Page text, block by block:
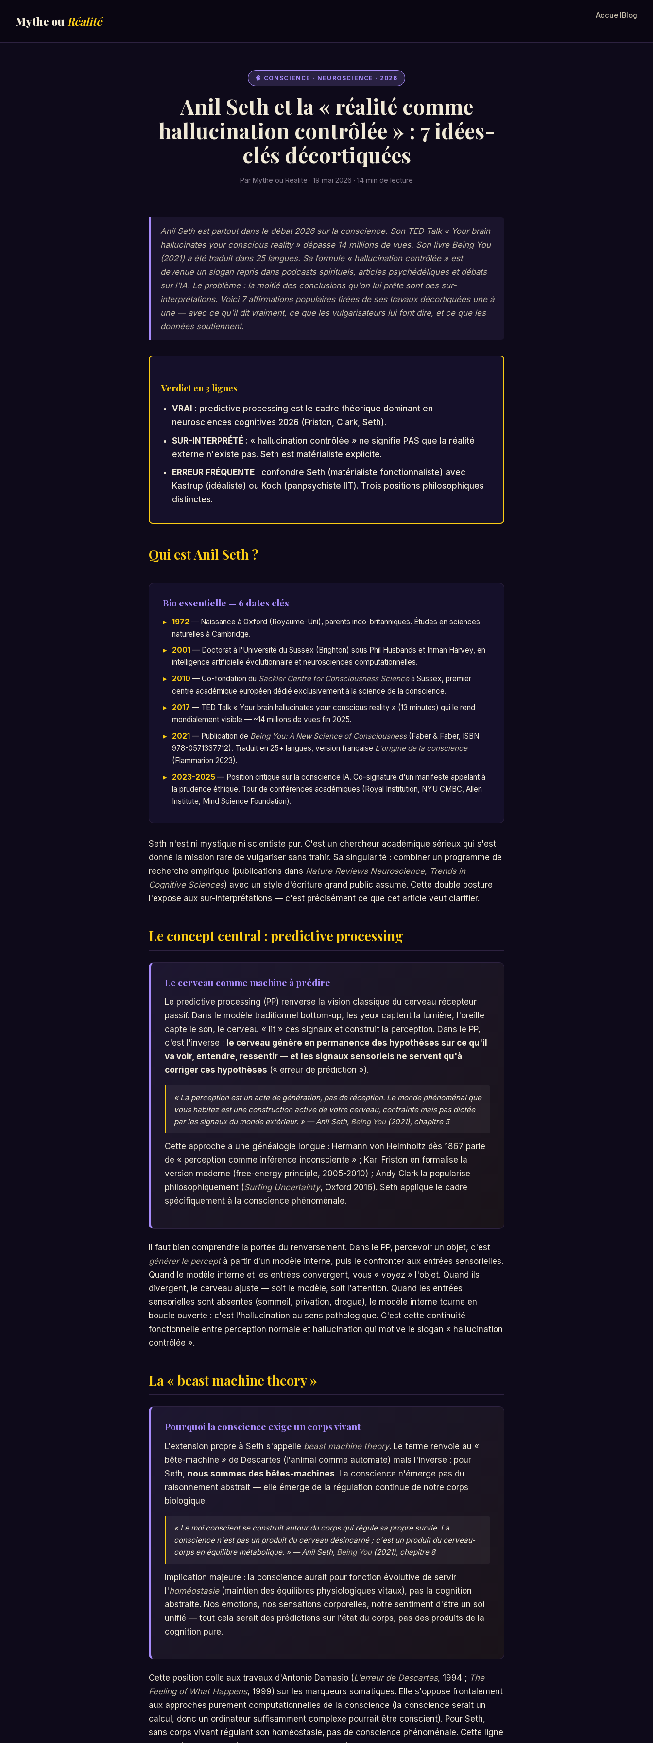
Mythe ou Réalité AccueilBlog
🧠 CONSCIENCE · NEUROSCIENCE · 2026
Anil Seth et la « réalité comme
hallucination contrôlée » : 7 idées-
clés décortiquées
Par Mythe ou Réalité · 19 mai 2026 · 14 min de lecture
Anil Seth est partout dans le débat 2026 sur la conscience. Son TED Talk « Your brain
hallucinates your conscious reality » dépasse 14 millions de vues. Son livre Being You
(2021) a été traduit dans 25 langues. Sa formule « hallucination contrôlée » est
devenue un slogan repris dans podcasts spirituels, articles psychédéliques et débats
sur l'IA. Le problème : la moitié des conclusions qu'on lui prête sont des sur-
interprétations. Voici 7 affirmations populaires tirées de ses travaux décortiquées une à
une — avec ce qu'il dit vraiment, ce que les vulgarisateurs lui font dire, et ce que les
données soutiennent.
Verdict en 3 lignes
VRAI : predictive processing est le cadre théorique dominant en
neurosciences cognitives 2026 (Friston, Clark, Seth).
SUR-INTERPRÉTÉ : « hallucination contrôlée » ne signifie PAS que la réalité
externe n'existe pas. Seth est matérialiste explicite.
ERREUR FRÉQUENTE : confondre Seth (matérialiste fonctionnaliste) avec
Kastrup (idéaliste) ou Koch (panpsychiste IIT). Trois positions philosophiques
distinctes.
Qui est Anil Seth ?
Bio essentielle — 6 dates clés
1972 — Naissance à Oxford (Royaume-Uni), parents indo-britanniques. Études en sciences
naturelles à Cambridge.
2001 — Doctorat à l'Université du Sussex (Brighton) sous Phil Husbands et Inman Harvey, en
intelligence artificielle évolutionnaire et neurosciences computationnelles.
2010 — Co-fondation du Sackler Centre for Consciousness Scienceà Sussex, premier
centre académique européen dédié exclusivement à la science de la conscience.
2017 — TED Talk « Your brain hallucinates your conscious reality » (13 minutes) qui le rend
mondialement visible — ~14 millions de vues fin 2025.
2021 — Publication de Being You: A New Science of Consciousness(Faber & Faber, ISBN
978-0571337712). Traduit en 25+ langues, version française L'origine de la conscience
(Flammarion 2023).
2023-2025 — Position critique sur la conscience IA. Co-signature d'un manifeste appelant à
la prudence éthique. Tour de conférences académiques (Royal Institution, NYU CMBC, Allen
Institute, Mind Science Foundation).
Seth n'est ni mystique ni scientiste pur. C'est un chercheur académique sérieux qui s'est
donné la mission rare de vulgariser sans trahir. Sa singularité : combiner un programme de
recherche empirique (publications dans Nature Reviews Neuroscience, Trends in
Cognitive Sciences) avec un style d'écriture grand public assumé. Cette double posture
l'expose aux sur-interprétations — c'est précisément ce que cet article veut clarifier.
Le concept central : predictive processing
Le cerveau comme machine à prédire
Le predictive processing (PP) renverse la vision classique du cerveau récepteur
passif. Dans le modèle traditionnel bottom-up, les yeux captent la lumière, l'oreille
capte le son, le cerveau « lit » ces signaux et construit la perception. Dans le PP,
c'est l'inverse : le cerveau génère en permanence des hypothèses sur ce qu'il
va voir, entendre, ressentir — et les signaux sensoriels ne servent qu'à
corriger ces hypothèses (« erreur de prédiction »).
« La perception est un acte de génération, pas de réception. Le monde phénoménal que
vous habitez est une construction active de votre cerveau, contrainte mais pas dictée
par les signaux du monde extérieur. » — Anil Seth, Being You(2021), chapitre 5
Cette approche a une généalogie longue : Hermann von Helmholtz dès 1867 parle
de « perception comme inférence inconsciente » ; Karl Friston en formalise la
version moderne (free-energy principle, 2005-2010) ; Andy Clark la popularise
philosophiquement (Surfing Uncertainty, Oxford 2016). Seth applique le cadre
spécifiquement à la conscience phénoménale.
Il faut bien comprendre la portée du renversement. Dans le PP, percevoir un objet, c'est
générer le perceptà partir d'un modèle interne, puis le confronter aux entrées sensorielles.
Quand le modèle interne et les entrées convergent, vous « voyez » l'objet. Quand ils
divergent, le cerveau ajuste — soit le modèle, soit l'attention. Quand les entrées
sensorielles sont absentes (sommeil, privation, drogue), le modèle interne tourne en
boucle ouverte : c'est l'hallucination au sens pathologique. C'est cette continuité
fonctionnelle entre perception normale et hallucination qui motive le slogan « hallucination
contrôlée ».
La « beast machine theory »
Pourquoi la conscience exige un corps vivant
L'extension propre à Seth s'appelle beast machine theory. Le terme renvoie au «
bête-machine » de Descartes (l'animal comme automate) mais l'inverse : pour
Seth, nous sommes des bêtes-machines. La conscience n'émerge pas du
raisonnement abstrait — elle émerge de la régulation continue de notre corps
biologique.
« Le moi conscient se construit autour du corps qui régule sa propre survie. La
conscience n'est pas un produit du cerveau désincarné ; c'est un produit du cerveau-
corps en équilibre métabolique. » — Anil Seth, Being You(2021), chapitre 8
Implication majeure : la conscience aurait pour fonction évolutive de servir
l'homéostasie(maintien des équilibres physiologiques vitaux), pas la cognition
abstraite. Nos émotions, nos sensations corporelles, notre sentiment d'être un soi
unifié — tout cela serait des prédictions sur l'état du corps, pas des produits de la
cognition pure.
Cette position colle aux travaux d'Antonio Damasio (L'erreur de Descartes, 1994 ; The
Feeling of What Happens, 1999) sur les marqueurs somatiques. Elle s'oppose frontalement
aux approches purement computationnelles de la conscience (la conscience serait un
calcul, donc un ordinateur suffisamment complexe pourrait être conscient). Pour Seth,
sans corps vivant régulant son homéostasie, pas de conscience phénoménale. Cette ligne